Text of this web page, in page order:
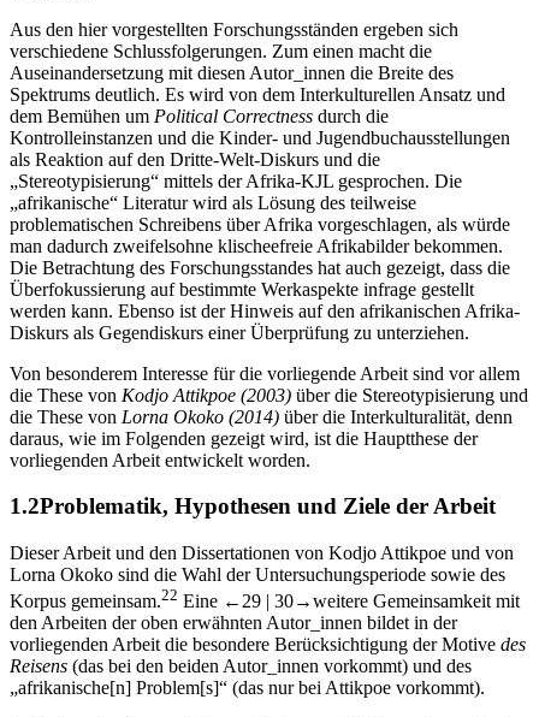
Aus den hier vorgestellten Forschungsständen ergeben sich
verschiedene Schlussfolgerungen. Zum einen macht die
Auseinandersetzung mit diesen Autor_innen die Breite des
Spektrums deutlich. Es wird von dem Interkulturellen Ansatz und
dem Bemühen um Political Correctness durch die
Kontrolleinstanzen und die Kinder- und Jugendbuchausstellungen
als Reaktion auf den Dritte-Welt-Diskurs und die
„Stereotypisierung“ mittels der Afrika-KJL gesprochen. Die
„afrikanische“ Literatur wird als Lösung des teilweise
problematischen Schreibens über Afrika vorgeschlagen, als würde
man dadurch zweifelsohne klischeefreie Afrikabilder bekommen.
Die Betrachtung des Forschungsstandes hat auch gezeigt, dass die
Überfokussierung auf bestimmte Werkaspekte infrage gestellt
werden kann. Ebenso ist der Hinweis auf den afrikanischen Afrika-
Diskurs als Gegendiskurs einer Überprüfung zu unterziehen.
Von besonderem Interesse für die vorliegende Arbeit sind vor allem
die These von Kodjo Attikpoe (2003) über die Stereotypisierung und
die These von Lorna Okoko (2014) über die Interkulturalität, denn
daraus, wie im Folgenden gezeigt wird, ist die Hauptthese der
vorliegenden Arbeit entwickelt worden.
1.2Problematik, Hypothesen und Ziele der Arbeit
Dieser Arbeit und den Dissertationen von Kodjo Attikpoe und von
Lorna Okoko sind die Wahl der Untersuchungsperiode sowie des
Korpus gemeinsam.22 Eine ←29 | 30→weitere Gemeinsamkeit mit
den Arbeiten der oben erwähnten Autor_innen bildet in der
vorliegenden Arbeit die besondere Berücksichtigung der Motive des
Reisens (das bei den beiden Autor_innen vorkommt) und des
„afrikanische[n]‌ Problem[s]“ (das nur bei Attikpoe vorkommt).